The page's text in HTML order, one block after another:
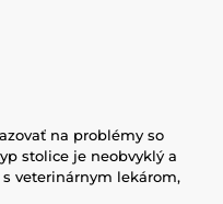
na problémy so
stolice je neobvyklý a
veterinárnym lekárom,